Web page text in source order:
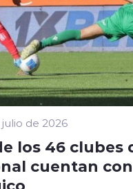
de 2026
los 46
cuentan